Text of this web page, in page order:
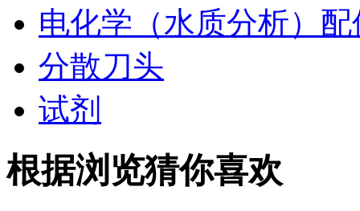
电化学（水质分析）配
分散刀头
试剂
根据浏览猜你喜欢